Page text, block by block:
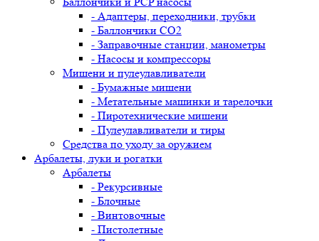
- Адаптеры, переходники, трубки
- Баллончики CO2
- Заправочные станции, манометры
- Насосы и компрессоры
Мишени и пулеулавливатели
- Бумажные мишени
- Метательные машинки и тарелочки
- Пиротехнические мишени
- Пулеулавливатели и тиры
Средства по уходу за оружием
Арбалеты, луки и рогатки
Арбалеты
- Рекурсивные
- Блочные
- Винтовочные
- Пистолетные